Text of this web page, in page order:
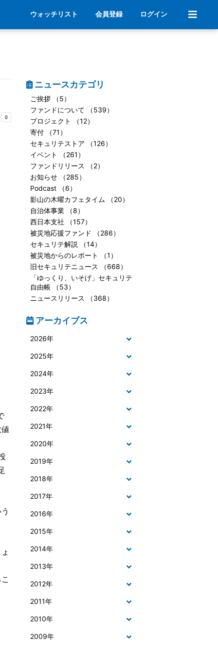
ウォッチリスト 会員登録 ログイン
ニュースカテゴリ
ご挨拶 （5）
ファンドについて （539）
プロジェクト （12）
寄付 （71）
セキュリテストア （126）
イベント （261）
ファンドリリース （2）
お知らせ （285）
Podcast （6）
影山の木曜カフェタイム （20）
自治体事業 （8）
西日本支社 （157）
被災地応援ファンド （286）
セキュリテ解説 （14）
被災地からのレポート （1）
旧セキュリテニュース （668）
「ゆっくり、いそげ」セキュリテ
自由帳 （53）
ニュースリリース （368）
アーカイブス
2026年
2025年
2024年
2023年
2022年
2021年
2020年
2019年
2018年
2017年
2016年
2015年
2014年
2013年
2012年
2011年
2010年
2009年